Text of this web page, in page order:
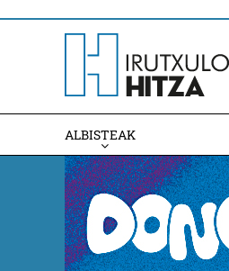
ALBISTEAK